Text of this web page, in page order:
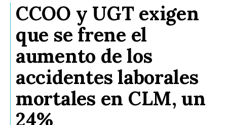
CCOO y UGT exigen
que se frene el
aumento de los
accidentes laborales
mortales en CLM, un
24%